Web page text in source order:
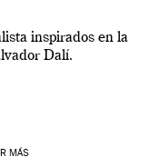
inspirados en la
Dalí.
MÁS